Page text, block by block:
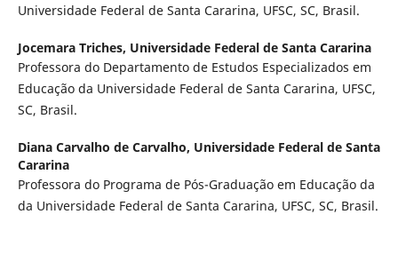
Universidade Federal de Santa Cararina, UFSC, SC, Brasil.
Jocemara Triches, Universidade Federal de Santa Cararina
Professora do Departamento de Estudos Especializados em
Educação da Universidade Federal de Santa Cararina, UFSC,
SC, Brasil.
Diana Carvalho de Carvalho, Universidade Federal de Santa
Cararina
Professora do Programa de Pós-Graduação em Educação da
da Universidade Federal de Santa Cararina, UFSC, SC, Brasil.